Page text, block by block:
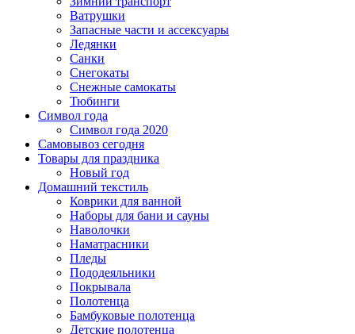
Ватрушки
Запасные части и ассексуары
Ледянки
Санки
Снегокаты
Снежные самокаты
Тюбинги
Символ года
Символ года 2020
Самовывоз сегодня
Товары для праздника
Новый год
Домашний текстиль
Коврики для ванной
Наборы для бани и сауны
Наволочки
Наматрасники
Пледы
Пододеяльники
Покрывала
Полотенца
Бамбуковые полотенца
Детские полотенца